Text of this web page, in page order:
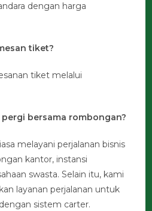
dengan harga
tiket?
tiket melalui
bersama rombongan?
melayani perjalanan bisnis
kantor, instansi
swasta. Selain itu, kami
layanan perjalanan untuk
sistem carter.